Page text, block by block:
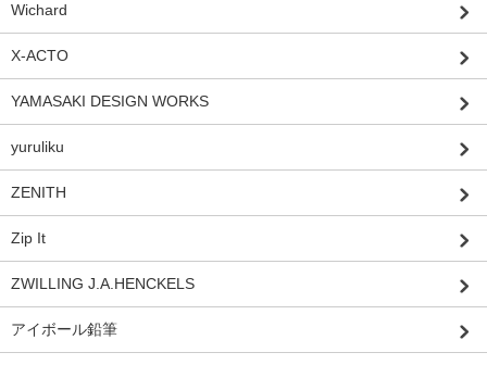
Wichard
X-ACTO
YAMASAKI DESIGN WORKS
yuruliku
ZENITH
Zip It
ZWILLING J.A.HENCKELS
アイボール鉛筆